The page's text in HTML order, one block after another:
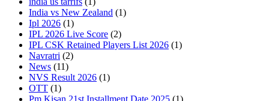
India vs New Zealand (1)
Ipl 2026 (1)
IPL 2026 Live Score (2)
IPL CSK Retained Players List 2026 (1)
Navratri (2)
News (11)
NVS Result 2026 (1)
OTT (1)
Pm Kisan 21st Installment Date 2025 (1)